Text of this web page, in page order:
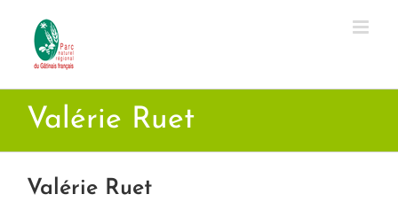
contenu
Valérie Ruet
Valérie Ruet